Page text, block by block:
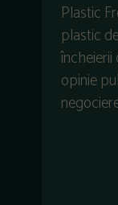
Plastic
plastic
opinie